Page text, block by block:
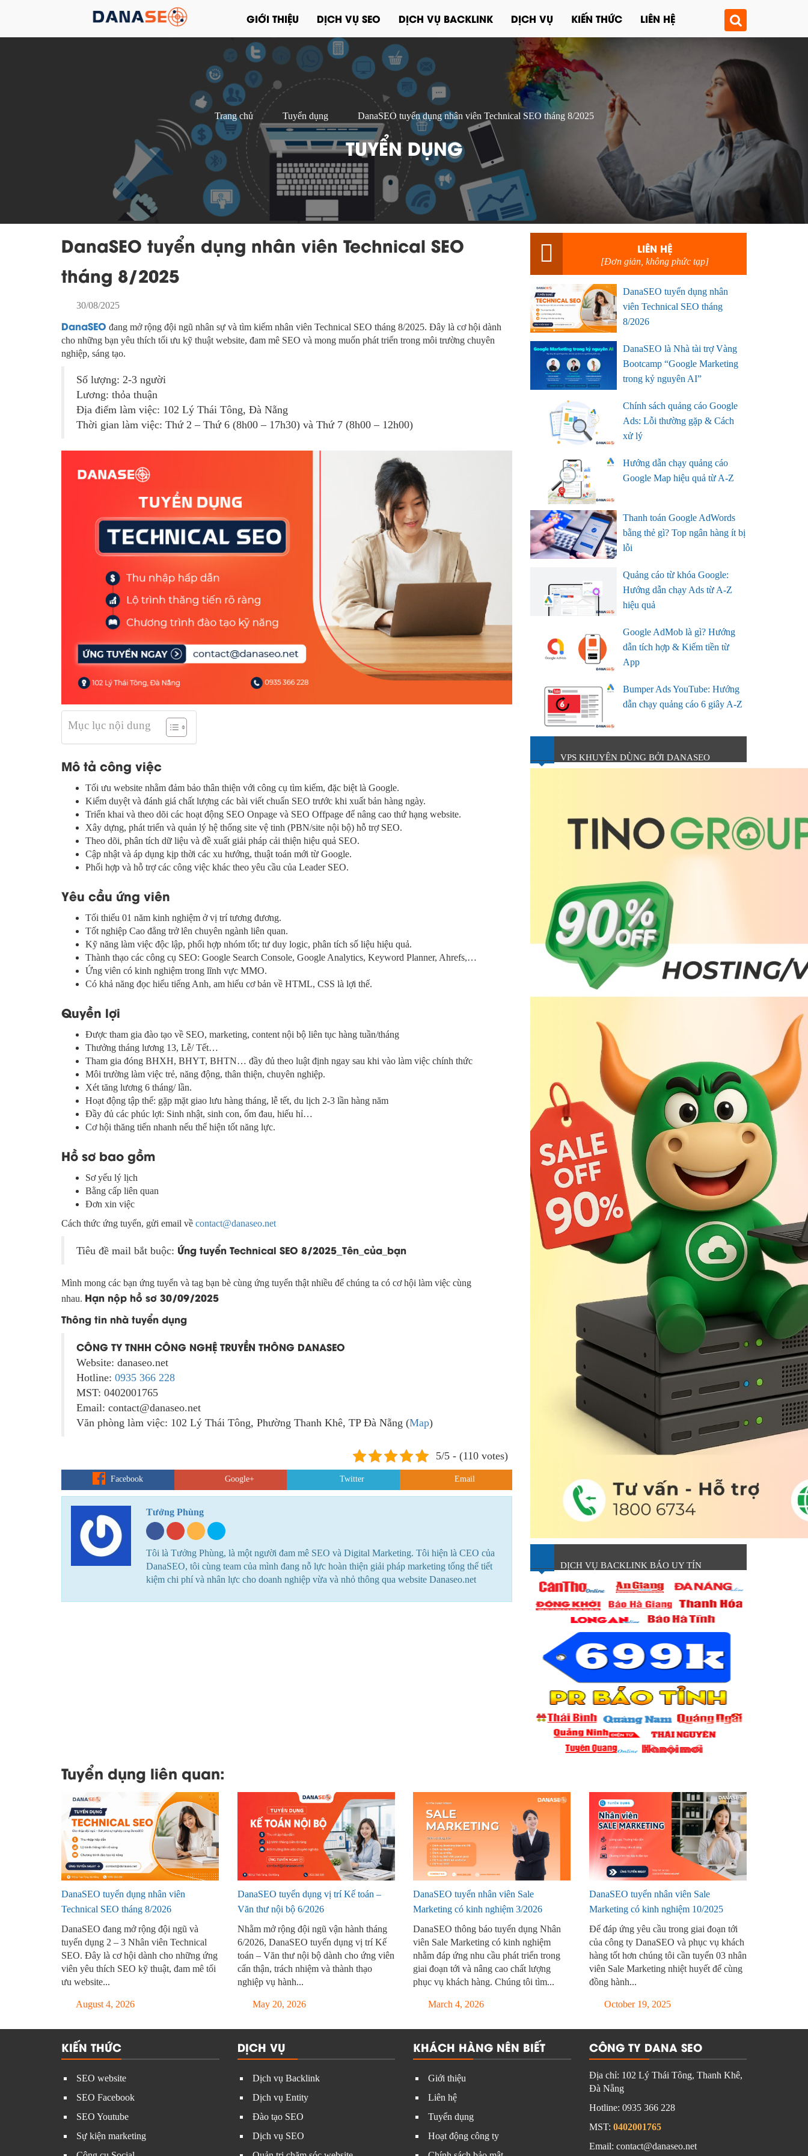
GIỚI THIỆU DỊCH VỤ SEO DỊCH VỤ BACKLINK DỊCH VỤ KIẾN THỨC LIÊN HỆ
Trang chủ Tuyển dụng DanaSEO tuyển dụng nhân viên Technical SEO tháng 8/2025
TUYỂN DỤNG
DanaSEO tuyển dụng nhân viên Technical SEO
tháng 8/2025
30/08/2025
DanaSEO đang mở rộng đội ngũ nhân sự và tìm kiếm nhân viên Technical SEO tháng 8/2025. Đây là cơ hội dành
cho những bạn yêu thích tối ưu kỹ thuật website, đam mê SEO và mong muốn phát triển trong môi trường chuyên
nghiệp, sáng tạo.
Số lượng: 2-3 người
Lương: thỏa thuận
Địa điểm làm việc: 102 Lý Thái Tông, Đà Nẵng
Thời gian làm việc: Thứ 2 – Thứ 6 (8h00 – 17h30) và Thứ 7 (8h00 – 12h00)
Mục lục nội dung
Mô tả công việc
Tối ưu website nhằm đảm bảo thân thiện với công cụ tìm kiếm, đặc biệt là Google.
Kiểm duyệt và đánh giá chất lượng các bài viết chuẩn SEO trước khi xuất bản hàng ngày.
Triển khai và theo dõi các hoạt động SEO Onpage và SEO Offpage để nâng cao thứ hạng website.
Xây dựng, phát triển và quản lý hệ thống site vệ tinh (PBN/site nội bộ) hỗ trợ SEO.
Theo dõi, phân tích dữ liệu và đề xuất giải pháp cải thiện hiệu quả SEO.
Cập nhật và áp dụng kịp thời các xu hướng, thuật toán mới từ Google.
Phối hợp và hỗ trợ các công việc khác theo yêu cầu của Leader SEO.
Yêu cầu ứng viên
Tối thiểu 01 năm kinh nghiệm ở vị trí tương đương.
Tốt nghiệp Cao đẳng trở lên chuyên ngành liên quan.
Kỹ năng làm việc độc lập, phối hợp nhóm tốt; tư duy logic, phân tích số liệu hiệu quả.
Thành thạo các công cụ SEO: Google Search Console, Google Analytics, Keyword Planner, Ahrefs,…
Ứng viên có kinh nghiệm trong lĩnh vực MMO.
Có khả năng đọc hiểu tiếng Anh, am hiểu cơ bản về HTML, CSS là lợi thế.
Quyền lợi
Được tham gia đào tạo về SEO, marketing, content nội bộ liên tục hàng tuần/tháng
Thưởng tháng lương 13, Lễ/ Tết…
Tham gia đóng BHXH, BHYT, BHTN… đầy đủ theo luật định ngay sau khi vào làm việc chính thức
Môi trường làm việc trẻ, năng động, thân thiện, chuyên nghiệp.
Xét tăng lương 6 tháng/ lần.
Hoạt động tập thể: gặp mặt giao lưu hàng tháng, lễ tết, du lịch 2-3 lần hàng năm
Đầy đủ các phúc lợi: Sinh nhật, sinh con, ốm đau, hiếu hỉ…
Cơ hội thăng tiến nhanh nếu thể hiện tốt năng lực.
Hồ sơ bao gồm
Sơ yếu lý lịch
Bằng cấp liên quan
Đơn xin việc
Cách thức ứng tuyển, gửi email về contact@danaseo.net
Tiêu đề mail bắt buộc: Ứng tuyển Technical SEO 8/2025 Tên_của_bạn
Mình mong các bạn ứng tuyển và tag bạn bè cùng ứng tuyển thật nhiều để chúng ta có cơ hội làm việc cùng
nhau. Hạn nộp hồ sơ 30/09/2025
Thông tin nhà tuyển dụng
CÔNG TY TNHH CÔNG NGHỆ TRUYỀN THÔNG DANASEO
Website: danaseo.net
Hotline: 0935 366 228
MST: 0402001765
Email: contact@danaseo.net
Văn phòng làm việc: 102 Lý Thái Tông, Phường Thanh Khê, TP Đà Nẵng (Map)
5/5 - (110 votes)
Facebook Google+ Twitter Email
Tưởng Phùng
Tôi là Tưởng Phùng, là một người đam mê SEO và Digital Marketing. Tôi hiện là CEO của
DanaSEO, tôi cùng team của mình đang nỗ lực hoàn thiện giải pháp marketing tổng thể tiết
kiệm chi phí và nhân lực cho doanh nghiệp vừa và nhỏ thông qua website Danaseo.net
LIÊN HỆ
[Đơn giản, không phức tạp]
DanaSEO tuyển dụng nhân
viên Technical SEO tháng
8/2026
DanaSEO là Nhà tài trợ Vàng
Bootcamp “Google Marketing
trong kỷ nguyên AI”
Chính sách quảng cáo Google
Ads: Lỗi thường gặp & Cách
xử lý
Hướng dẫn chạy quảng cáo
Google Map hiệu quả từ A-Z
Thanh toán Google AdWords
bằng thẻ gì? Top ngân hàng ít bị
lỗi
Quảng cáo từ khóa Google:
Hướng dẫn chạy Ads từ A-Z
hiệu quả
Google AdMob là gì? Hướng
dẫn tích hợp & Kiếm tiền từ
App
Bumper Ads YouTube: Hướng
dẫn chạy quảng cáo 6 giây A-Z
VPS KHUYÊN DÙNG BỞI DANASEO
DỊCH VỤ BACKLINK BÁO UY TÍN
Tuyển dụng liên quan:
DanaSEO tuyển dụng nhân viên
Technical SEO tháng 8/2026
DanaSEO đang mở rộng đội ngũ và
tuyển dụng 2 – 3 Nhân viên Technical
SEO. Đây là cơ hội dành cho những ứng
viên yêu thích SEO kỹ thuật, đam mê tối
ưu website...
August 4, 2026
DanaSEO tuyển dụng vị trí Kế toán –
Văn thư nội bộ 6/2026
Nhằm mở rộng đội ngũ vận hành tháng
6/2026, DanaSEO tuyển dụng vị trí Kế
toán – Văn thư nội bộ dành cho ứng viên
cẩn thận, trách nhiệm và thành thạo
nghiệp vụ hành...
May 20, 2026
DanaSEO tuyển nhân viên Sale
Marketing có kinh nghiệm 3/2026
DanaSEO thông báo tuyển dụng Nhân
viên Sale Marketing có kinh nghiệm
nhằm đáp ứng nhu cầu phát triển trong
giai đoạn tới và nâng cao chất lượng
phục vụ khách hàng. Chúng tôi tìm...
March 4, 2026
DanaSEO tuyển nhân viên Sale
Marketing có kinh nghiệm 10/2025
Để đáp ứng yêu cầu trong giai đoạn tới
của công ty DanaSEO và phục vụ khách
hàng tốt hơn chúng tôi cần tuyển 03 nhân
viên Sale Marketing nhiệt huyết để cùng
đồng hành...
October 19, 2025
KIẾN THỨC
SEO website
SEO Facebook
SEO Youtube
Sự kiện marketing
DỊCH VỤ
Dịch vụ Backlink
Dịch vụ Entity
Đào tạo SEO
Dịch vụ SEO
KHÁCH HÀNG NÊN BIẾT
Giới thiệu
Liên hệ
Tuyển dụng
Hoạt động công ty
CÔNG TY DANA SEO
Địa chỉ: 102 Lý Thái Tông, Thanh Khê,
Đà Nẵng
Hotline: 0935 366 228
MST: 0402001765
Email: contact@danaseo.net